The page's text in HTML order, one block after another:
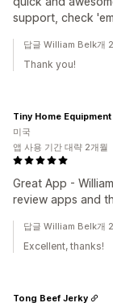
support, check
답글 William Belk개
Thank you!
Great App -
review apps and
Tiny Home Equipment
미국
앱 사용 기간 대략 2개월
답글 William Belk개
Excellent, thanks!
Tong Beef Jerky